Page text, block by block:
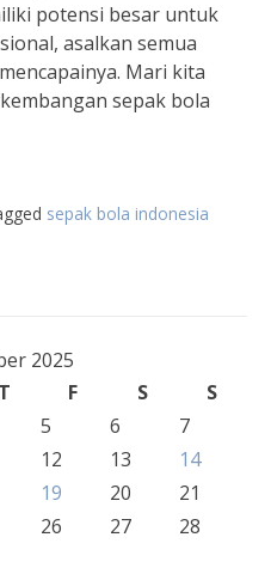
potensi besar untuk
asalkan semua
Mari kita
sepak bola
sepak bola indonesia
2025
T F S
S
5 6
7
12 13
14
19 20
21
26 27
28